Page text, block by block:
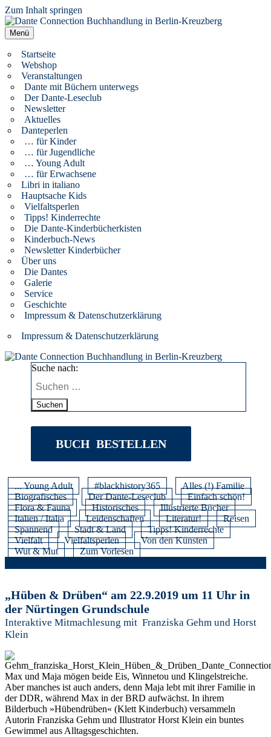
Zum Inhalt springen
Dante Connection Buchhandlung in Berlin-Kreuzberg
Literatur aus Italien und anderen Kulturen
Menü
Startseite
Webshop
Veranstaltungen
Dante mit Büchern unterwegs
Der Dante-Leseclub
Newsletter
Aktuelles
Danteperlen
… für Kinder
… für Jugendliche
… Young Adult
… für Erwachsene
Libri in italiano
Hauptsache Kids
Vielfaltsperlen
Tipps! Kinderrechte
Die Dante-Kinderbücherkisten
Kinderbuch-News
Newsletter Kinderbücher
Über uns
Die Dantes
Galerie
Service
Geschichte
Impressum & Datenschutzerklärung
Impressum & Datenschutzerklärung
Suche nach:
Suchen
BUCH BESTELLEN
... Young Adult #blackhistory365
Alles (!) Familie
Biografisches
Der Dante-Leseclub
Einfach schön!
Flora & Fauna
Historisches
Illustrierte Bücher
Italien / Italia
Leidenschaften Literatur!
Reisen
Spannend
Stadt & Land
Tipps! Kinderrechte
Vielfalt
Vielfaltsperlen
Von den Künsten
Wut & Mut
Zum Vorlesen
„Hüben & Drüben“ am 22.9.2019 um 11 Uhr in
der Nürtingen Grundschule
Interaktive Mitmachlesung mit Franziska Gehm und Horst
Klein
Max und Maja mögen beide Eis, Winnetou und Klingelstreiche.
Aber manches ist auch anders, denn Maja lebt mit ihrer Familie in
der DDR, während Max in der BRD aufwächst. In ihrem
Bilderbuch »Hübendrüben« (Klett Kinderbuch) versammeln
Autorin Franziska Gehm und Illustrator Horst Klein ein buntes
Gewimmel aus Alltagsgeschichten.